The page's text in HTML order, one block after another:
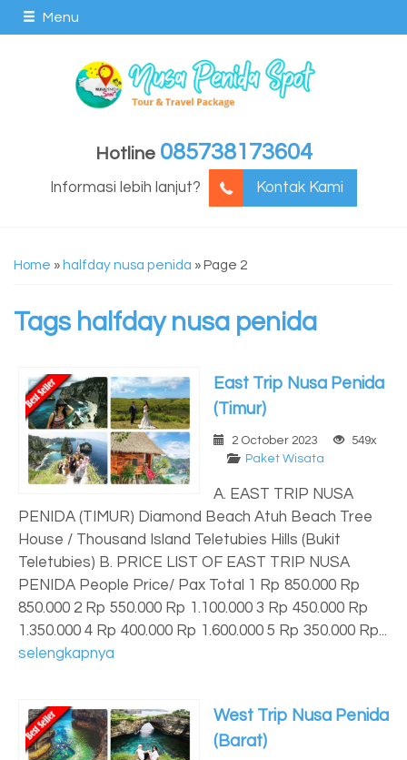
Menu
Hotline 085738173604
Informasi lebih lanjut? Kontak Kami
Home » halfday nusa penida »Page 2
Tagshalfday nusa penida
East Trip Nusa Penida
(Timur)
2 October 2023
549x
Paket Wisata
A. EAST TRIP NUSA
PENIDA (TIMUR) Diamond Beach Atuh Beach Tree
House / Thousand Island Teletubies Hills (Bukit
Teletubies) B. PRICE LIST OF EAST TRIP NUSA
PENIDA People Price/ Pax Total 1 Rp 850.000 Rp
850.000 2 Rp 550.000 Rp 1.100.000 3 Rp 450.000 Rp
1.350.000 4 Rp 400.000 Rp 1.600.000 5 Rp 350.000 Rp...
selengkapnya
West Trip Nusa Penida
(Barat)